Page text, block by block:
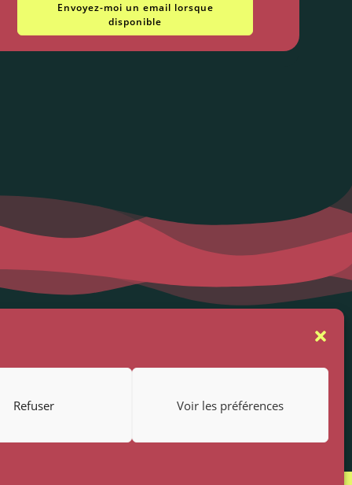
Refuser Voir les préférences
Envoyez-moi un email lorsque
disponible